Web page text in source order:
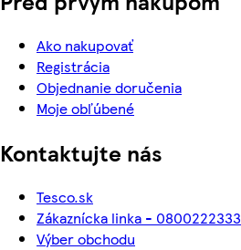
Ako nakupovať
Registrácia
Objednanie doručenia
Moje obľúbené
Kontaktujte nás
Tesco.sk
Zákaznícka linka - 0800222333
Výber obchodu